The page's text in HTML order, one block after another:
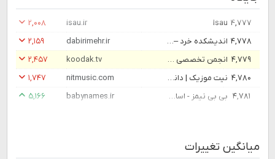
۴,۷۷۷ Isau
isau.ir
۲,۰۰۸
۴,۷۷۸
اندیشکده خرد – نوشته‌ها و تاملات امیر دبیری‌مهر (درباره‌ی فرهنگ، جامعه و سیاست) dabirimehr.ir
۲,۱۵۹
۴,۷۷۹
انجمن تخصصی کودک و رسانه | محفل متخصصین کودک و رسانه برنامه سازان تلویزیونی ، رادیویی ، بازی های رایانه ای ، نویسندگان و کارشناسانانجمن تخصصی کودک و رسانه | محفل متخصصین کودک و رسانه برنامه سازان تلویزیونی ، رادیویی ، بازی های رایانه ای ، نویسندگان و کارش koodak.tv
۲,۴۵۷
۴,۷۸۰
نیت موزیک | دانلود آهنگ و موسیقی در Nit Music nitmusic.com
۱,۷۴۷
۴,۷۸۱
بی بی نیمز - اسامی ایرانی,اسم های ایرانی با معنی,انتخاب اسم دختر,انتخاب نام پسر,نام های ایرانی,اسم ایرانی,اسم دختر,اسم پسر,اسم اصیل ایرانی,نامهای ایرانی,اسم کردی,اسم عربی, اسم پسرانه ,اسم دخترانه , نام ,پسرانه,دخترانه babynames.ir ۵,۱۶۶
میانگین تغییرات